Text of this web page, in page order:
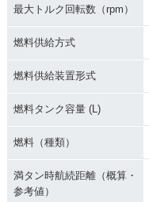
最大トルク回転数（rpm）
燃料供給方式
燃料供給装置形式
燃料タンク容量 (L)
燃料（種類）
満タン時航続距離（概算・
参考値）